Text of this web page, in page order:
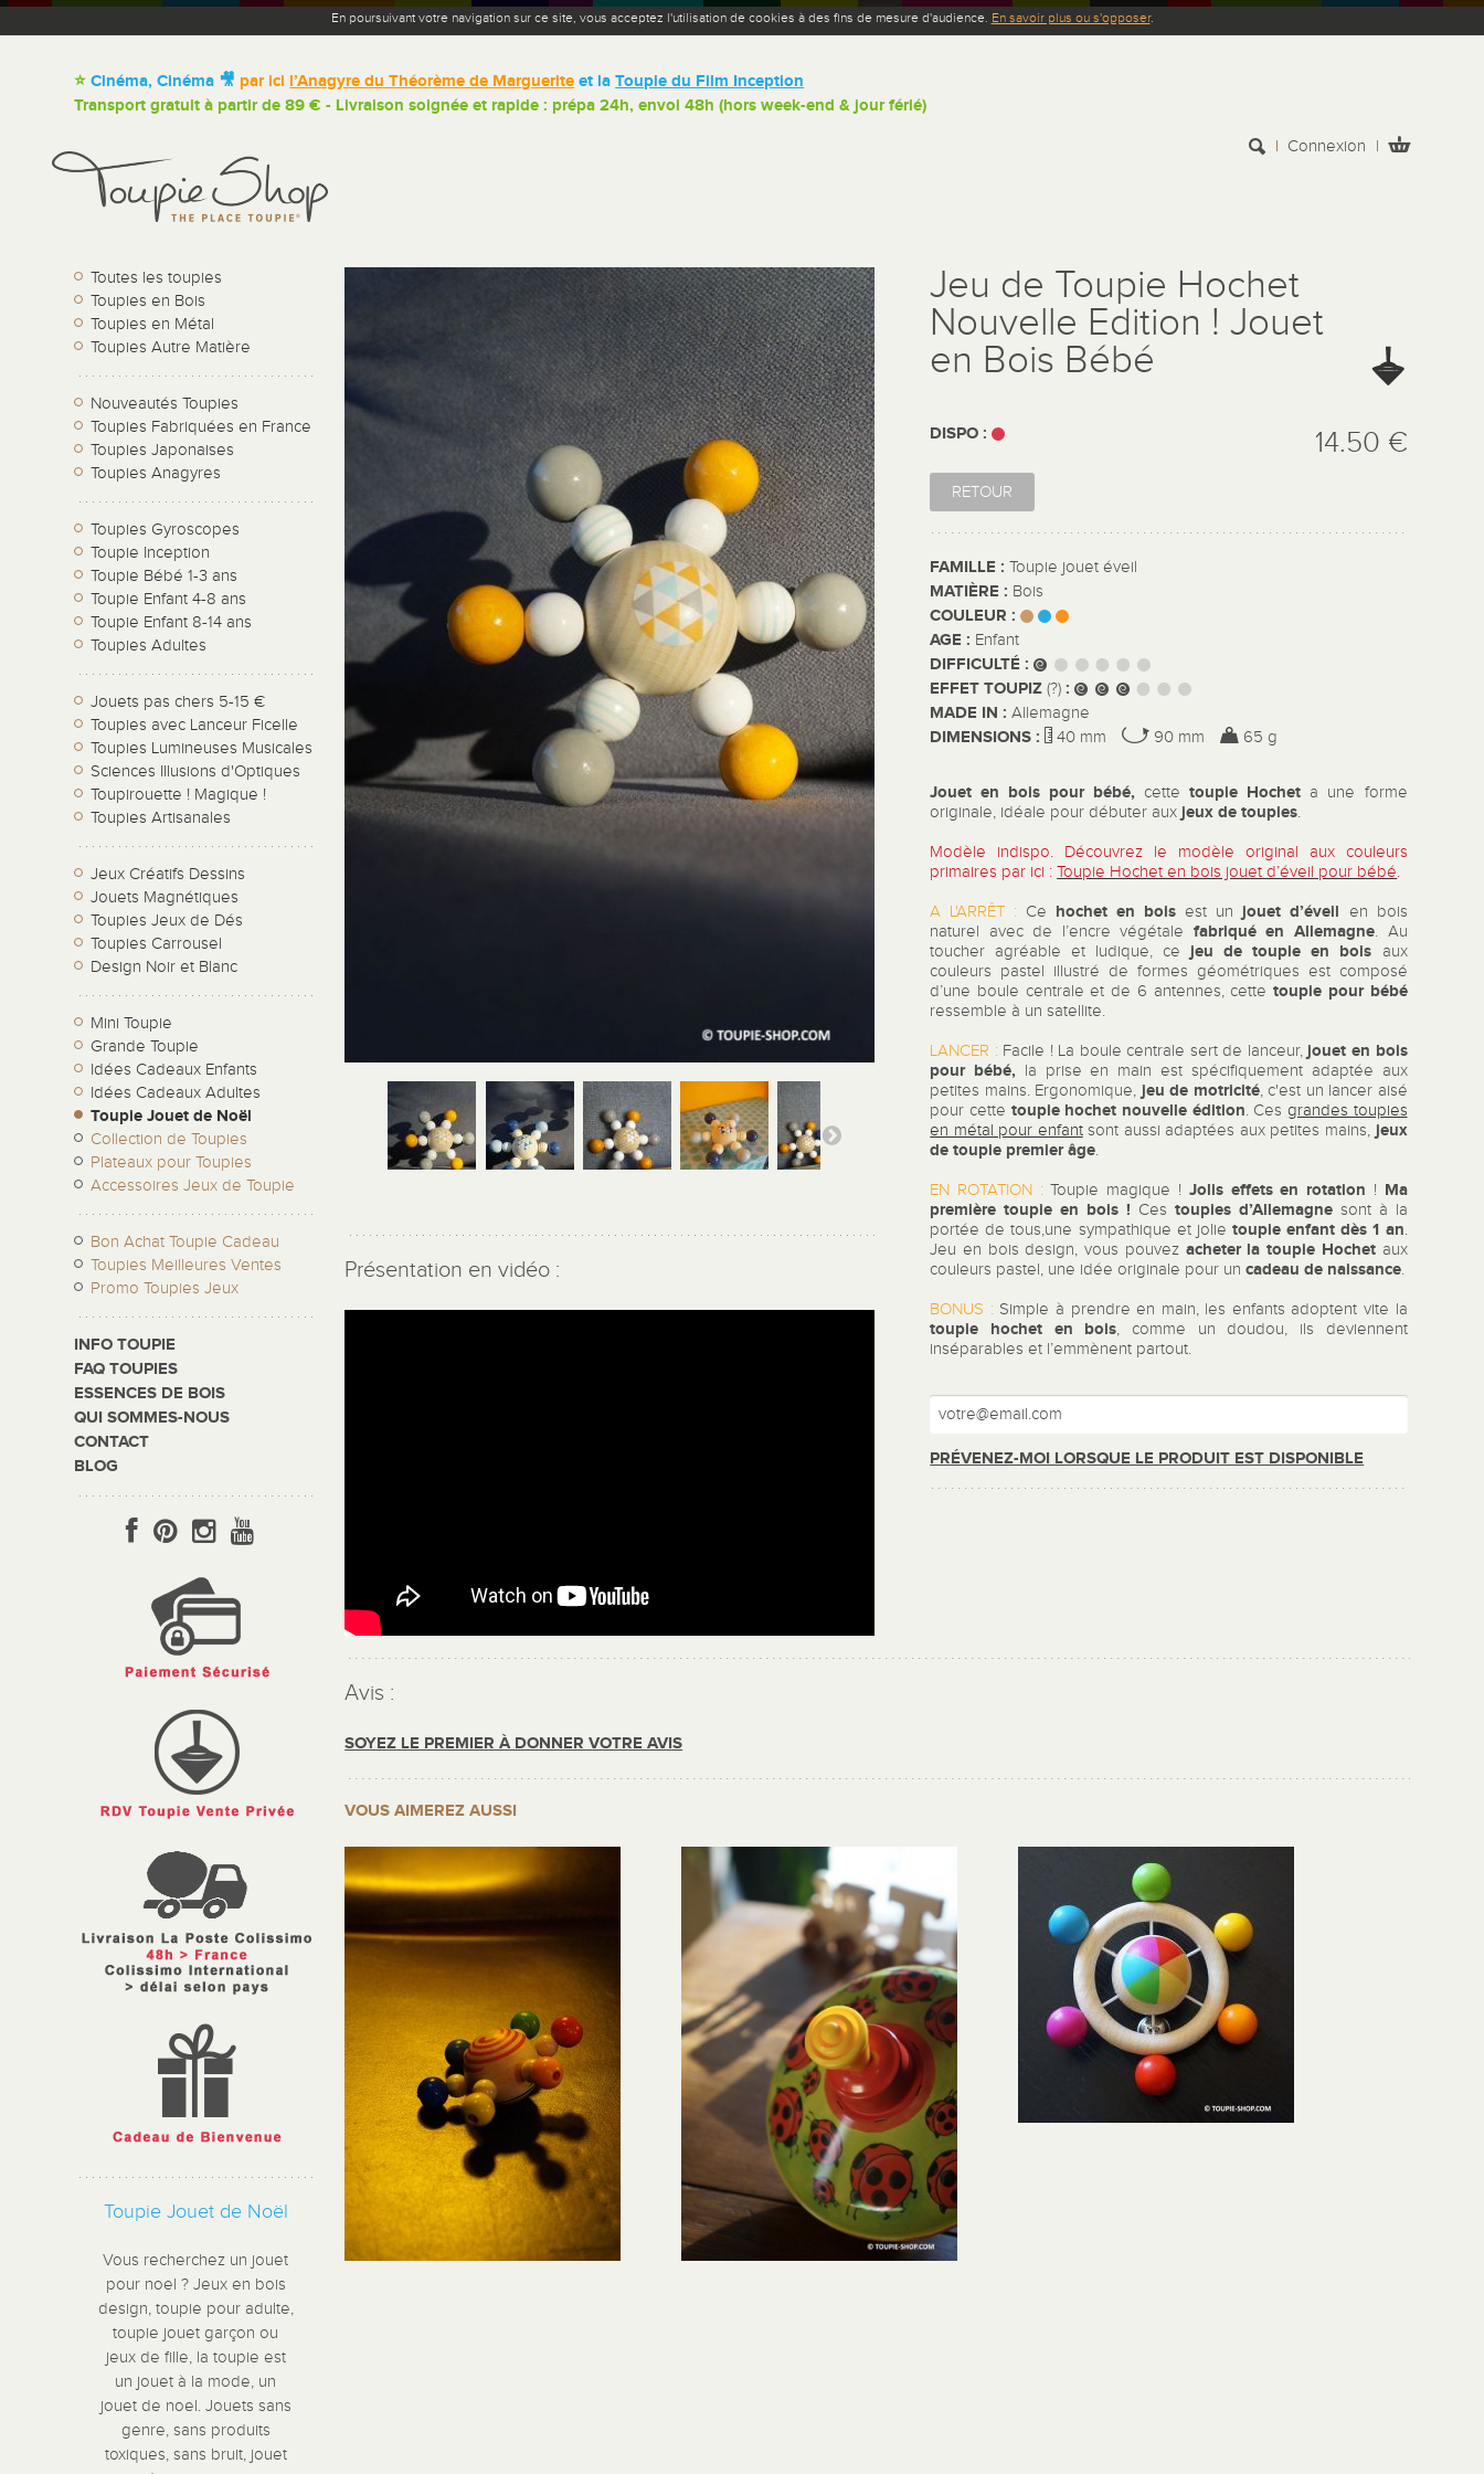
En poursuivant votre navigation sur ce site, vous acceptez l'utilisation de cookies à des fins de mesure d'audience. En savoir plus ou s'opposer.
⭐Cinéma, Cinéma 🎥 par ici l’Anagyre du Théorème de Marguerite et laToupie du Film Inception
Transport gratuit à partir de 89 € - Livraison soignée et rapide : prépa 24h, envoi 48h (hors week-end & jour férié)
Connexion
Toutes les toupies
Toupies en Bois
Toupies en Métal
Toupies Autre Matière
Nouveautés Toupies
Toupies Fabriquées en France
Toupies Japonaises
Toupies Anagyres
Toupies Gyroscopes
Toupie Inception
Toupie Bébé 1-3 ans
Toupie Enfant 4-8 ans
Toupie Enfant 8-14 ans
Toupies Adultes
Jouets pas chers 5-15 €
Toupies avec Lanceur Ficelle
Toupies Lumineuses Musicales
Sciences Illusions d'Optiques
Toupirouette ! Magique !
Toupies Artisanales
Jeux Créatifs Dessins
Jouets Magnétiques
Toupies Jeux de Dés
Toupies Carrousel
Design Noir et Blanc
Mini Toupie
Grande Toupie
Idées Cadeaux Enfants
Idées Cadeaux Adultes
Toupie Jouet de Noël
Collection de Toupies
Plateaux pour Toupies
Accessoires Jeux de Toupie
Bon Achat Toupie Cadeau
Toupies Meilleures Ventes
Promo Toupies Jeux
INFO TOUPIE
FAQ TOUPIES
ESSENCES DE BOIS
QUI SOMMES-NOUS
CONTACT
BLOG
Toupie Jouet de Noël
Vous recherchez un jouet
pour noel ? Jeux en bois
design, toupie pour adulte,
toupie jouet garçon ou
jeux de fille, la toupie est
un jouet à la mode, un
jouet de noel. Jouets sans
genre, sans produits
toxiques, sans bruit, jouet
Présentation en vidéo :
Jeu de Toupie Hochet
Nouvelle Edition ! Jouet
en Bois Bébé
DISPO : 14.50 €
RETOUR
FAMILLE :Toupie jouet éveil
MATIÈRE : Bois
COULEUR :
AGE : Enfant
DIFFICULTÉ :
EFFET TOUPIZ(?) :
MADE IN :Allemagne
DIMENSIONS : 40 mm 90 mm 65 g
Jouet en bois pour bébé, cettetoupie Hochet a une forme
originale, idéale pour débuter aux jeux de toupies.
Modèle indispo. Découvrez le modèle original aux couleurs
primaires par ici :Toupie Hochet en bois jouet d’éveil pour bébé.
A L'ARRÊT : Ce hochet en bois est un jouet d’éveil en bois
naturel avec de l’encre végétale fabriqué en Allemagne. Au
toucher agréable et ludique, ce jeu de toupie en bois aux
couleurs pastel illustré de formes géométriques est composé
d’une boule centrale et de 6 antennes, cettetoupie pour bébé
ressemble à un satellite.
LANCER :Facile ! La boule centrale sert de lanceur, jouet en bois
pour bébé, la prise en main est spécifiquement adaptée aux
petites mains. Ergonomique, jeu de motricité, c'est un lancer aisé
pour cette toupie hochet nouvelle édition. Ces grandes toupies
en métal pour enfantsont aussi adaptées aux petites mains, jeux
de toupie premier âge.
EN ROTATION :Toupie magique ! Jolis effets en rotation ! Ma
première toupie en bois ! Ces toupies d’Allemagnesont à la
portée de tous,une sympathique et jolie toupie enfant dès 1 an.
Jeu en bois design, vous pouvez acheter la toupie Hochetaux
couleurs pastel, une idée originale pour uncadeau de naissance.
BONUS : Simple à prendre en main, les enfants adoptent vite la
toupie hochet en bois, comme un doudou, ils deviennent
inséparables et l’emmènent partout.
PRÉVENEZ-MOI LORSQUE LE PRODUIT EST DISPONIBLE
Avis :
SOYEZ LE PREMIER À DONNER VOTRE AVIS
VOUS AIMEREZ AUSSI